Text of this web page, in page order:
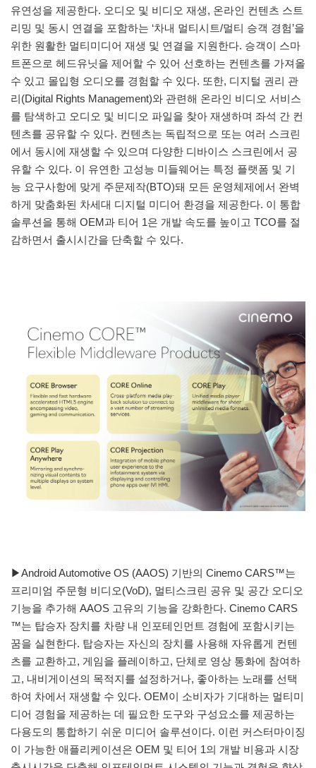
유연성을 제공한다. 오디오 및 비디오 재생, 온라인 컨텐츠 스트
리밍 및 동시 연결을 포함하는 ‘차내 멀티시트/멀티 승객 경험’을
위한 원활한 멀티미디어 재생 및 연결을 지원한다. 승객이 스마
트폰으로 헤드유닛을 제어할 수 있어 선호하는 컨텐츠를 가져올
수 있고 몰입형 오디오를 경험할 수 있다. 또한, 디지털 권리 관
리(Digital Rights Management)와 관련해 온라인 비디오 서비스
를 탐색하고 오디오 및 비디오 파일을 찾아 재생하며 좌석 간 컨
텐츠를 공유할 수 있다. 컨텐츠는 독립적으로 또는 여러 스크린
에서 동시에 재생할 수 있으며 다양한 디바이스 스크린에서 공
유할 수 있다. 이 유연한 고성능 미들웨어는 특정 플랫폼 및 기
능 요구사항에 맞게 주문제작(BTO)돼 모든 운영체제에서 완벽
하게 맞춤화된 차세대 디지털 미디어 환경을 제공한다. 이 통합
솔루션을 통해 OEM과 티어 1은 개발 속도를 높이고 TCO를 절
감하면서 출시시간을 단축할 수 있다.
▶Android Automotive OS (AAOS) 기반의 Cinemo CARS™는
프리미엄 주문형 비디오(VoD), 멀티스크린 공유 및 공간 오디오
기능을 추가해 AAOS 고유의 기능을 강화한다. Cinemo CARS
™는 탑승자 장치를 차량 내 인포테인먼트 경험에 포함시키는
꿈을 실현한다. 탑승자는 자신의 장치를 사용해 자유롭게 컨텐
츠를 교환하고, 게임을 플레이하고, 단체로 영상 통화에 참여하
고, 내비게이션의 목적지를 설정하거나, 좋아하는 노래를 선택
하여 차에서 재생할 수 있다. OEM이 소비자가 기대하는 멀티미
디어 경험을 제공하는 데 필요한 도구와 구성요소를 제공하는
다용도의 통합하기 쉬운 미디어 솔루션이다. 이런 커스터마이징
이 가능한 애플리케이션은 OEM 및 티어 1의 개발 비용과 시장